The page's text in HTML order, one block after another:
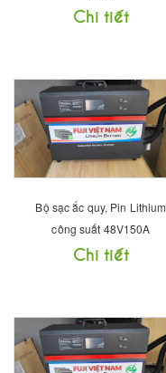
Chi tiết
Bộ sạc ắc quy, Pin Lithium
công suất 48V150A
Chi tiết